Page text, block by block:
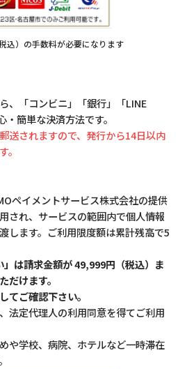
込）の手数料が必要になります
、「コンビニ」「銀行」「LINE
簡単な決済方法です。
送されますので、発行から14日以内
。
ペイメントサービス株式会社の提供
され、サービスの範囲内で個人情報
します。ご利用限度額は累計残高で5
」は請求金額が 49,999円（税込）ま
だけます。
てご確認下さい。
法定代理人の利用同意を得てご利用
や学校、病院、ホテルなど一時滞在